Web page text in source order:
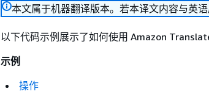
本文属于机器翻译版本。若本译文内容与英
以下代码示例展示了如何使用 Amazon
示例
操作